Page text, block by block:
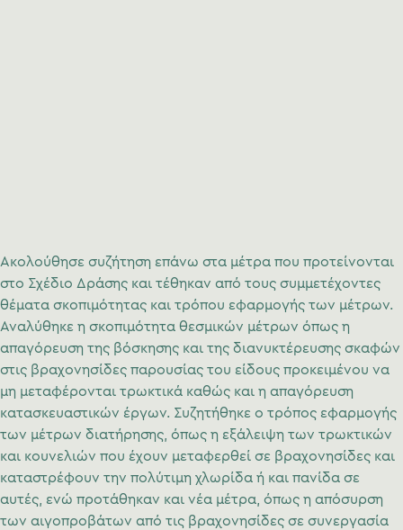
Ακολούθησε συζήτηση επάνω στα μέτρα που προτείνονται
στο Σχέδιο Δράσης και τέθηκαν από τους συμμετέχοντες
θέματα σκοπιμότητας και τρόπου εφαρμογής των μέτρων.
Αναλύθηκε η σκοπιμότητα θεσμικών μέτρων όπως η
απαγόρευση της βόσκησης και της διανυκτέρευσης σκαφών
στις βραχονησίδες παρουσίας του είδους προκειμένου να
μη μεταφέρονται τρωκτικά καθώς και η απαγόρευση
κατασκευαστικών έργων. Συζητήθηκε ο τρόπος εφαρμογής
των μέτρων διατήρησης, όπως η εξάλειψη των τρωκτικών
και κουνελιών που έχουν μεταφερθεί σε βραχονησίδες και
καταστρέφουν την πολύτιμη χλωρίδα ή και πανίδα σε
αυτές, ενώ προτάθηκαν και νέα μέτρα, όπως η απόσυρση
των αιγοπροβάτων από τις βραχονησίδες σε συνεργασία